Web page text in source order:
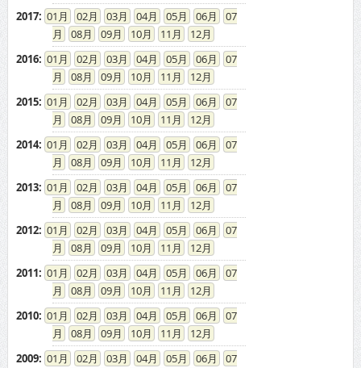
2017: 01 02 03 04 05 06
07
08
09 10 11
12
2016: 01 02 03 04 05 06
07
08
09 10 11
12
2015: 01 02 03 04 05 06
07
08
09 10 11
12
2014: 01 02 03 04 05 06
07
08
09 10 11
12
2013: 01 02 03 04 05 06
07
08
09 10 11
12
2012: 01 02 03 04 05 06
07
08
09 10 11
12
2011: 01 02 03 04 05 06
07
08
09 10 11
12
2010: 01 02 03 04 05 06
07
08
09 10 11
12
2009: 01 02 03 04 05 06
07